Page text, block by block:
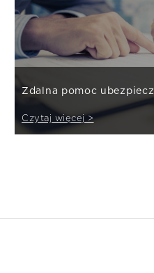
Zdalna pomoc
Czytaj więcej >